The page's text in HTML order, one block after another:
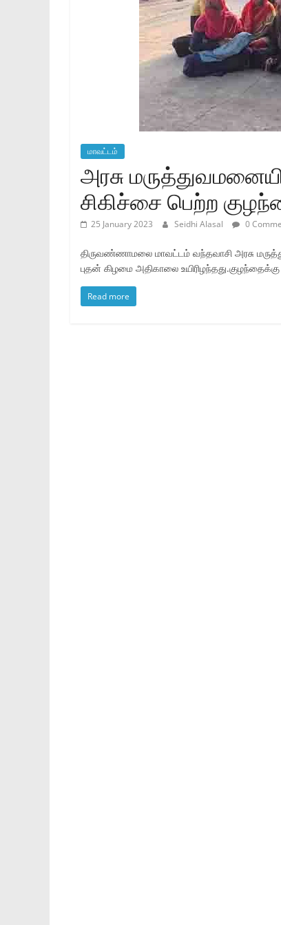
மாவட்டம்
அரசு
சிகிச்சை பெற்ற
25 January 2023 Seidhi Alasal 0
திருவண்ணாமலை மாவட்டம் வந்தவாசி அரசு
புதன் கிழமை அதிகாலை
Read more